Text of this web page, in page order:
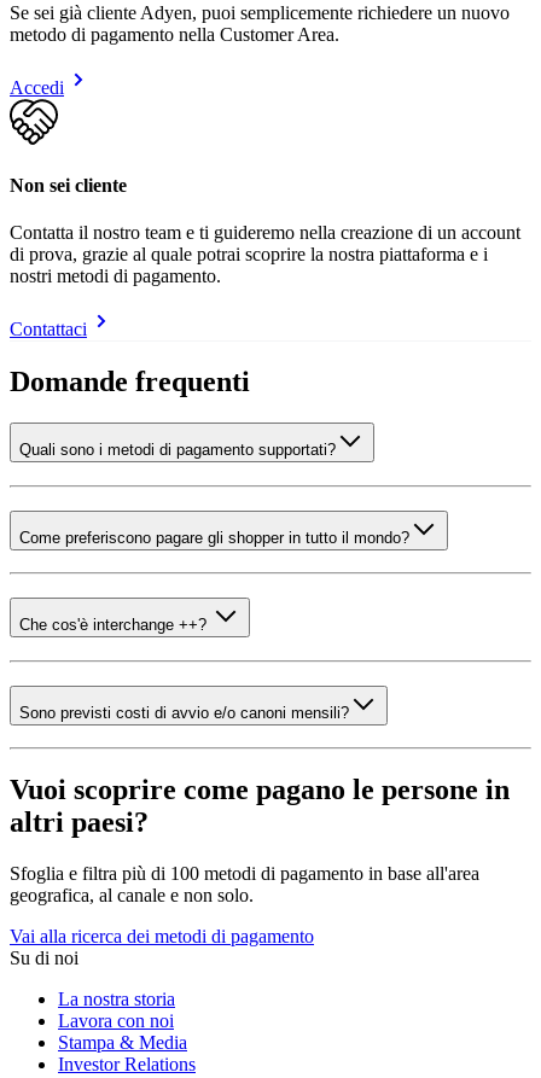
Se sei già cliente Adyen, puoi semplicemente richiedere un nuovo
metodo di pagamento nella Customer Area.
Accedi
Non sei cliente
Contatta il nostro team e ti guideremo nella creazione di un account
di prova, grazie al quale potrai scoprire la nostra piattaforma e i
nostri metodi di pagamento.
Contattaci
Domande frequenti
Quali sono i metodi di pagamento supportati?
Come preferiscono pagare gli shopper in tutto il mondo?
Che cos'è interchange ++?
Sono previsti costi di avvio e/o canoni mensili?
Vuoi scoprire come pagano le persone in
altri paesi?
Sfoglia e filtra più di 100 metodi di pagamento in base all'area
geografica, al canale e non solo.
Vai alla ricerca dei metodi di pagamento
Su di noi
La nostra storia
Lavora con noi
Stampa & Media
Investor Relations